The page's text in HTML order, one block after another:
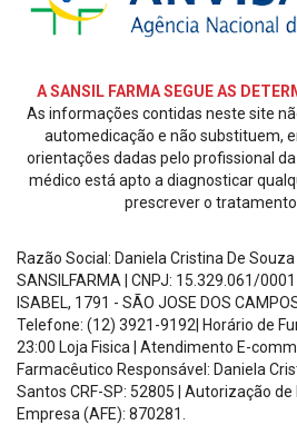
SOCIAIS
A SANSIL FARMA SEGUE AS
As informações contidas neste site
automedicação e não substituem,
orientações dadas pelo profissional
médico está apto a diagnosticar
prescrever o tratamento
Razão Social: Daniela Cristina De
SANSILFARMA | CNPJ: 15.329.061/
ISABEL, 1791 - SÃO JOSE DOS
Telefone: (12) 3921-9192| Horário de
23:00 Loja Fisica | Atendimento E-
Farmacêutico Responsável: Daniela
Santos CRF-SP: 52805 |
Autorização de
Empresa (AFE): 870281.